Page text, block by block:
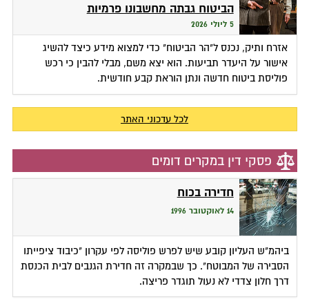
הביטוח גבתה מחשבונו פרמיות
5 ליולי 2026
אזרח ותיק, נכנס ל"הר הביטוח" כדי למצוא מידע כיצד להשיג
אישור על היעדר תביעות. הוא יצא משם, מבלי להבין כי רכש
פוליסת ביטוח חדשה ונתן הוראת קבע חודשית.
לכל עדכוני האתר
פסקי דין במקרים דומים
חדירה בכוח
14 לאוקטובר 1996
ביהמ"ש העליון קובע שיש לפרש פוליסה לפי עקרון "כיבוד ציפייתו
הסבירה של המבוטח". כך שבמקרה זה חדירת הגנבים לבית הכנסת
דרך חלון צדדי לא נעול תוגדר פריצה.